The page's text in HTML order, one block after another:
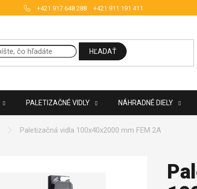
+421 917 648 288 +421 911 191 411
HĽADAŤ
PALETIZAČNÉ VIDLY NÁHRADNÉ DIELY
Paletizačná vidla 100x40x2000 mm FEM 2A